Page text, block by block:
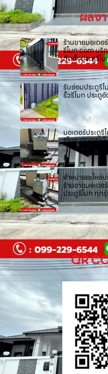
ผลง
ร้านขายมอเตอ
รีโมท.com บริ
ติดตั้งประตูรีโ
รับซ่อมประตูรี
รั้วรีโมท ประตู
มอเตอร์ประตูรี
รีโมท ประตูอัต
จำหน่ายอะไหล่
ร้านขายมอเตอ
ประตูรีโมท ทุก
QR